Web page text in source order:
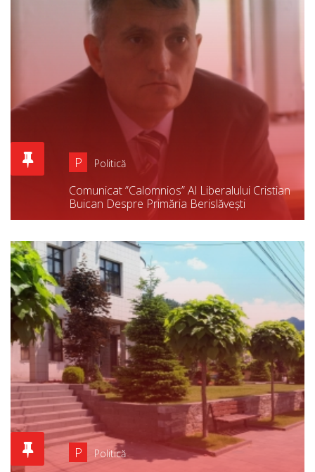
P Politică
Comunicat ”calomnios” Al Liberalului Cristian
Buican Despre Primăria Berislăvești
P Politică